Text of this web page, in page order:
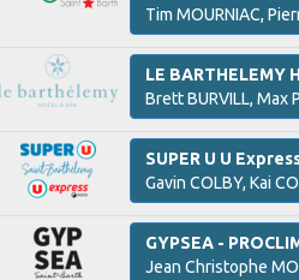
Tim MOURNIAC,
LE BARTHELEMY
BrettBURVILL, Max
SUPER U U
Gavin COLBY, Kai
GYPSEA -
Jean Christophe